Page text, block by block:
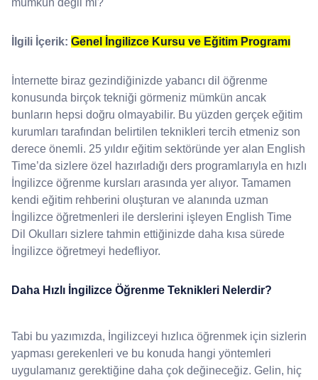
mümkün değil mi?
İlgili İçerik: Genel İngilizce Kursu ve Eğitim Programı
İnternette biraz gezindiğinizde yabancı dil öğrenme
konusunda birçok tekniği görmeniz mümkün ancak
bunların hepsi doğru olmayabilir. Bu yüzden gerçek eğitim
kurumları tarafından belirtilen teknikleri tercih etmeniz son
derece önemli. 25 yıldır eğitim sektöründe yer alan English
Time’da sizlere özel hazırladığı ders programlarıyla en hızlı
İngilizce öğrenme kursları arasında yer alıyor. Tamamen
kendi eğitim rehberini oluşturan ve alanında uzman
İngilizce öğretmenleri ile derslerini işleyen English Time
Dil Okulları sizlere tahmin ettiğinizde daha kısa sürede
İngilizce öğretmeyi hedefliyor.
Daha Hızlı İngilizce Öğrenme Teknikleri Nelerdir?
Tabi bu yazımızda, İngilizceyi hızlıca öğrenmek için sizlerin
yapması gerekenleri ve bu konuda hangi yöntemleri
uygulamanız gerektiğine daha çok değineceğiz. Gelin, hiç